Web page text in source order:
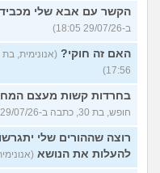
הקשר עם אבא שלי מכביד
ב-29/07/26 18:05)
האם זה חוקי?
17:56)
בחרדות קשות מעצם
חופש, בת 30, כתבה ב-29/07/26 17:47)
רוצה שההורים שלי
להעלות את הנושא (אנונימית, בת 23, כתבה